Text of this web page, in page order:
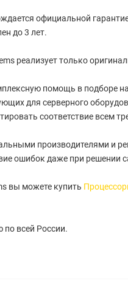
официальной
до 3 лет.
реализует только
помощь в подборе
для серверного
соответствие всем
производителями и
ошибок даже при
вы можете купить
всей России.